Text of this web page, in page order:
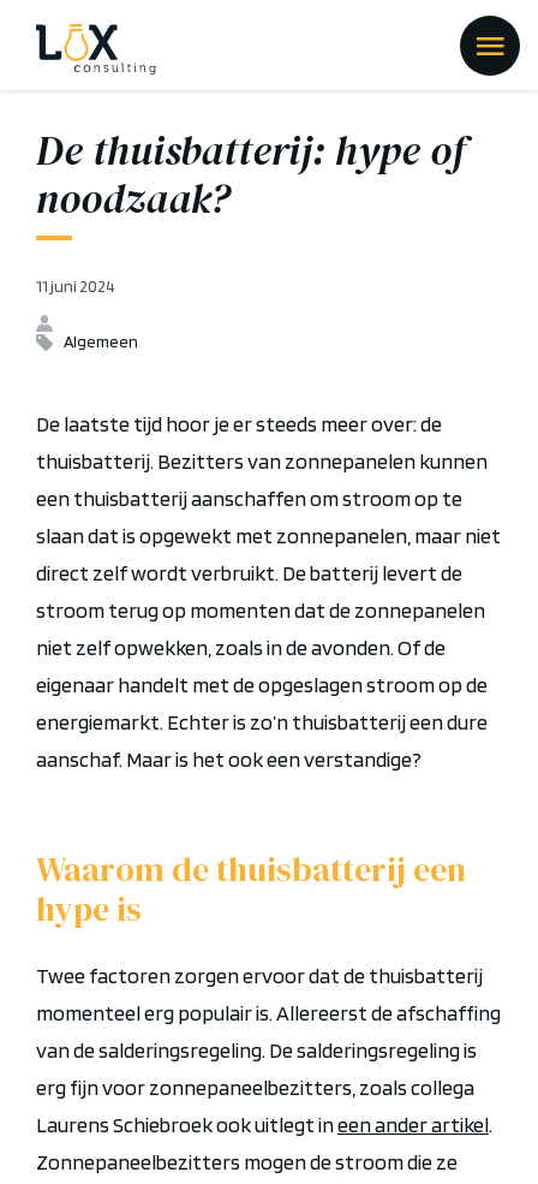
De thuisbatterij: hype of
noodzaak?
11 juni 2024
Algemeen
De laatste tijd hoor je er steeds meer over: de
thuisbatterij. Bezitters van zonnepanelen kunnen
een thuisbatterijaanschaffen om stroomop te
slaan dat is opgewekt met zonnepanelen , maar niet
direct zelf wordt verbruikt. De batterij levert de
stroom terug op momenten dat de zonnepanelen
niet zelf opwekken, zoals in de avonden.Of de
eigenaar handelt met de opgeslagen stroom op de
energiemarkt. Echter is zo’n thuisbatterij een dure
aanschaf. Maar is het ook een verstandige?
Waarom de thuisbatterij een
hype is
Twee factoren zorgen ervoor dat de thuisbatterij
momenteel erg populair is.Allereerst de afschaffing
van de salderingsregeling. De salderingsregeling is
erg fijn voor zonnepaneelbezitters, zoals collega
Laurens Schiebroek ook uitlegt ineen ander artikel.
Zonnepaneelbezitters mogen de stroom die ze